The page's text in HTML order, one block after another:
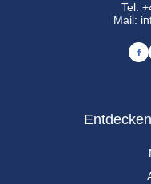
Tel:
Mail: